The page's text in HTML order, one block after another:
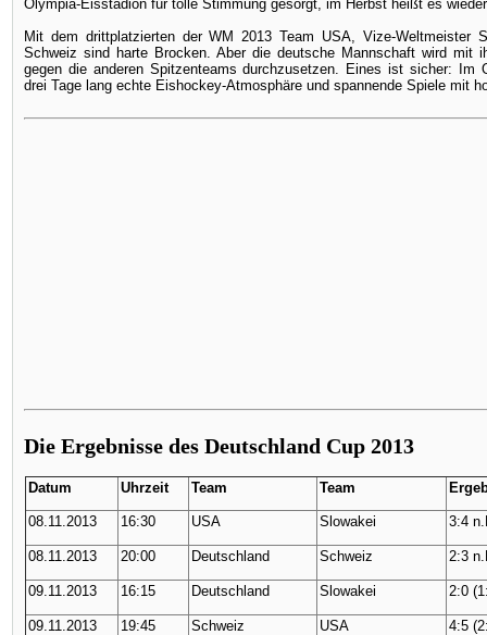
Olympia-Eisstadion für tolle Stimmung gesorgt, im Herbst heißt es
Mit dem drittplatzierten der WM 2013 Team USA, Vize-Weltmeister
Schweiz sind harte Brocken. Aber die deutsche Mannschaft wird mit
gegen die anderen Spitzenteams durchzusetzen. Eines ist sicher: Im
drei Tage lang echte Eishockey-Atmosphäre und spannende Spiele mit
Die Ergebnisse des Deutschland Cup 2013
Datum Uhrzeit Team Team
08.11.2013 16:30 USA Slowakei 3:4
08.11.2013 20:00 Deutschland Schweiz 2:3
09.11.2013 16:15 Deutschland Slowakei 2:0
09.11.2013 19:45 Schweiz USA 4:5